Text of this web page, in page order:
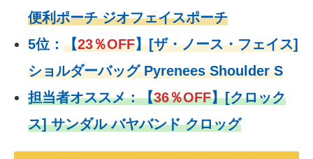
便利ポーチ ジオフェイスポーチ
5位： 【23％OFF】[ザ・ノース・フェイス]
ショルダーバッグ Pyrenees Shoulder S
担当者オススメ：【36％OFF】[クロック
ス] サンダル バヤバンド クロッグ